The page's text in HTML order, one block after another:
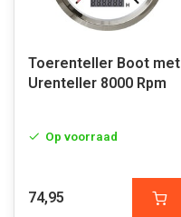
Toerenteller Boot met
Urenteller 8000 Rpm
Op voorraad
74,95